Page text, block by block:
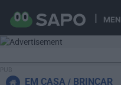
EM CASA BRINCAR